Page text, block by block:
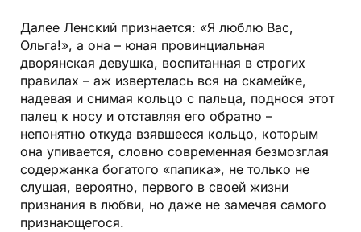
Далее Ленский признается: «Я люблю Вас,
Ольга!», а она – юная провинциальная
дворянская девушка, воспитанная в строгих
правилах – аж извертелась вся на скамейке,
надевая и снимая кольцо с пальца, поднося этот
палец к носу и отставляя его обратно –
непонятно откуда взявшееся кольцо, которым
она упивается, словно современная безмозглая
содержанка богатого «папика», не только не
слушая, вероятно, первого в своей жизни
признания в любви, но даже не замечая самого
признающегося.